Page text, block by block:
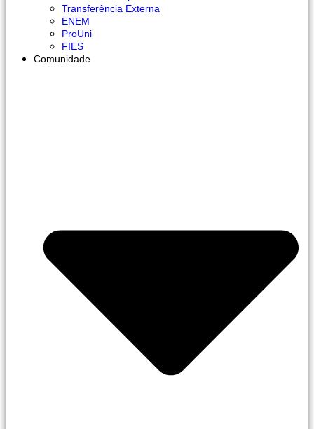
Transferência Externa
ENEM
ProUni
FIES
Comunidade